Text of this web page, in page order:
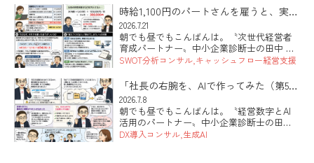
と自体は、まったく正しい。ただ、現状の
数字を握らないまま「とにか […]
時給1,100円のパートさんを雇うと、実際
いくらかかるのか？っていう雇用問題の
話。
2026.7.21
朝でも昼でもこんばんは。〝次世代経営者
育成パートナー〟中小企業診断士の田中 健
太郎です。 本日は「人を雇うのが怖い」と
さんから、こんな言葉が出てきました。時
給に見合う働きをしてくれる […]
SWOT分析コンサル キャッシュフロー経営支援
「社長の右腕を、AIで作ってみた（第5
回・最終回）」
2026.7.8
朝でも昼でもこんばんは。〝経営数字とAI
活用のパートナー〟中小企業診断士の田中
健太郎です。 全5回でお届けしてきた「社長
DX導入コンサル 生成AI